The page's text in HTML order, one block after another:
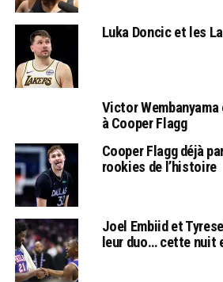
Luka Doncic et les
Victor
à Cooper Flagg
Cooper Flagg déjà
rookies de l’histoire
Joel Embiid et
leur duo… cette nuit